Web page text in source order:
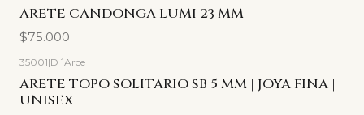
ARETE CANDONGA LUMI 23 MM
$75.000
35001|D´Arce
ARETE TOPO SOLITARIO SB 5 MM | JOYA FINA |
UNISEX